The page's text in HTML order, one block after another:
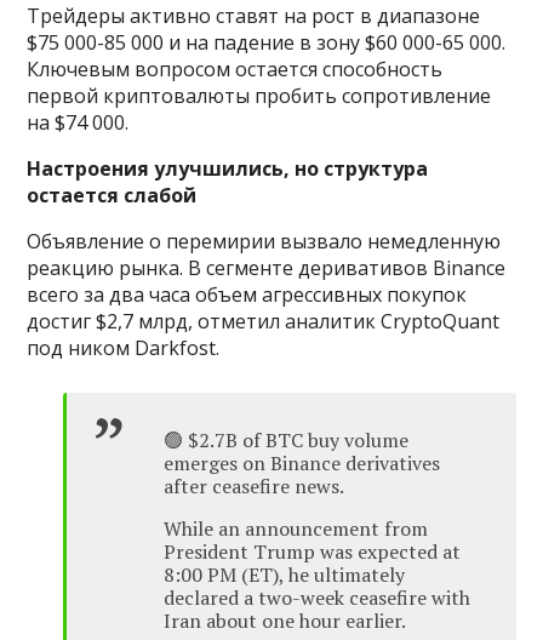
Трейдеры активно ставят на рост в диапазоне
$75 000-85 000 и на падение в зону $60 000-65 000.
Ключевым вопросом остается способность
первой криптовалюты пробить сопротивление
на $74 000.
Настроения улучшились, но структура
остается слабой
Объявление о перемирии вызвало немедленную
реакцию рынка. В сегменте деривативов Binance
всего за два часа объем агрессивных покупок
достиг $2,7 млрд, отметил аналитик CryptoQuant
под ником Darkfost.
🟢 $2.7B of BTC buy volume
emerges on Binance derivatives
after ceasefire news.
While an announcement from
President Trump was expected at
8:00 PM (ET), he ultimately
declared a two-week ceasefire with
Iran about one hour earlier.